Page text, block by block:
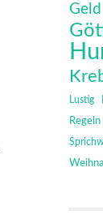
Geld
Lustig
Regeln